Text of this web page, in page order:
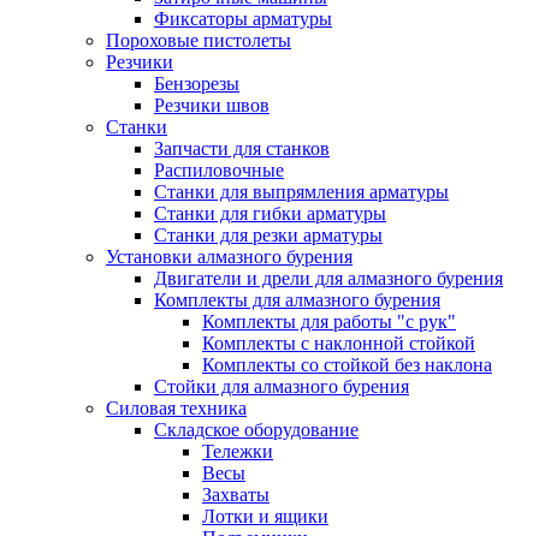
Фиксаторы арматуры
Пороховые пистолеты
Резчики
Бензорезы
Резчики швов
Станки
Запчасти для станков
Распиловочные
Станки для выпрямления арматуры
Станки для гибки арматуры
Станки для резки арматуры
Установки алмазного бурения
Двигатели и дрели для алмазного бурения
Комплекты для алмазного бурения
Комплекты для работы "с рук"
Комплекты с наклонной стойкой
Комплекты со стойкой без наклона
Стойки для алмазного бурения
Силовая техника
Складское оборудование
Тележки
Весы
Захваты
Лотки и ящики